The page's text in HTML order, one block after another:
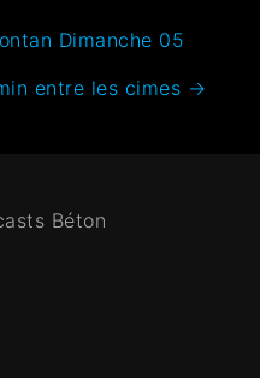
Dimanche 05
entre les cimes →
Béton